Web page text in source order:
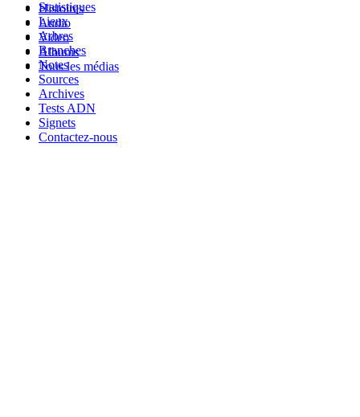
Histoires
Audio
Video
Albums
Tous les médias
Statistiques
Lieux
Arbres
Branches
Notes
Sources
Archives
Tests ADN
Signets
Contactez-nous